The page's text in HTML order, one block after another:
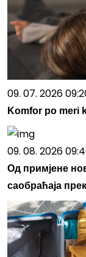
09. 07. 2026
Komfor po meri
09. 08. 2026
Од примјене
саобраћаја